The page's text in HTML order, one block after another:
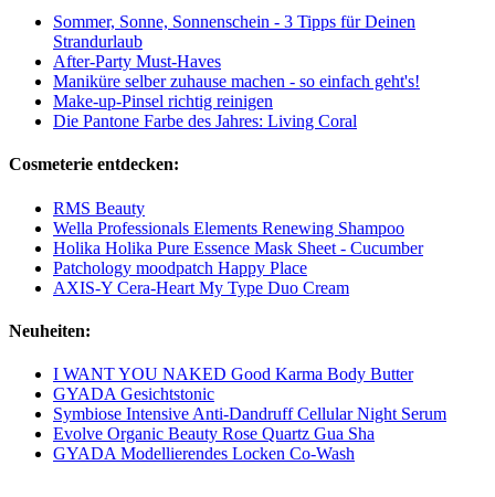
Sommer, Sonne, Sonnenschein - 3 Tipps für Deinen
Strandurlaub
After-Party Must-Haves
Maniküre selber zuhause machen - so einfach geht's!
Make-up-Pinsel richtig reinigen
Die Pantone Farbe des Jahres: Living Coral
Cosmeterie entdecken:
RMS Beauty
Wella Professionals Elements Renewing Shampoo
Holika Holika Pure Essence Mask Sheet - Cucumber
Patchology moodpatch Happy Place
AXIS-Y Cera-Heart My Type Duo Cream
Neuheiten:
I WANT YOU NAKED Good Karma Body Butter
GYADA Gesichtstonic
Symbiose Intensive Anti-Dandruff Cellular Night Serum
Evolve Organic Beauty Rose Quartz Gua Sha
GYADA Modellierendes Locken Co-Wash